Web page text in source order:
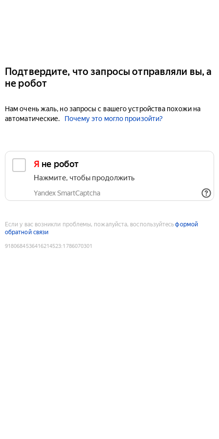
Подтвердите, что запросы отправляли вы, а
не робот
Нам очень жаль, но запросы с вашего устройства похожи на
автоматические.
Почему это могло произойти?
Я не робот
Нажмите, чтобы продолжить
Yandex SmartCaptcha
Если у вас возникли проблемы, пожалуйста, воспользуйтесьформой
обратной связи
9180684536416214523:1786070301